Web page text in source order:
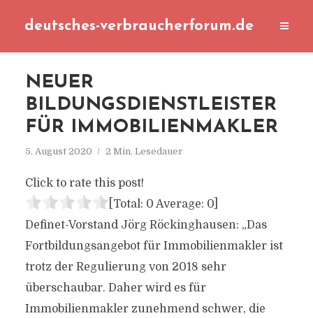
deutsches-verbraucherforum.de
NEUER
BILDUNGSDIENSTLEISTER
FÜR IMMOBILIENMAKLER
5. August 2020 2 Min. Lesedauer
Click to rate this post!
[Total: 0 Average: 0]
Definet-Vorstand Jörg Röckinghausen: „Das
Fortbildungsangebot für Immobilienmakler ist
trotz der Regulierung von 2018 sehr
überschaubar. Daher wird es für
Immobilienmakler zunehmend schwer, die